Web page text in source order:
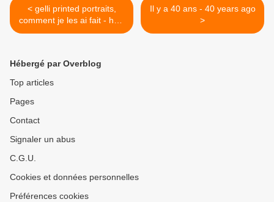
< gelli printed portraits,
comment je les ai fait - how
I did it.
Il y a 40 ans - 40 years ago
>
Hébergé par Overblog
Top articles
Pages
Contact
Signaler un abus
C.G.U.
Cookies et données personnelles
Préférences cookies